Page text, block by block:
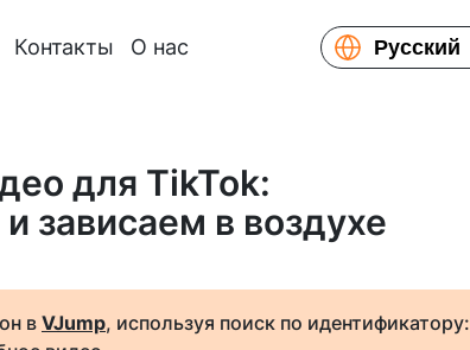
Контакты О нас
Русский
繁體中文
для TikTok:
зависаем в воздухе
в VJump, используя поиск по идентификатору: